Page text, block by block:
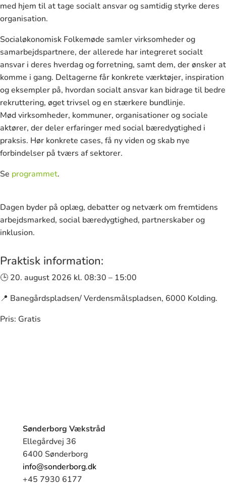
med hjem til at tage socialt ansvar og samtidig styrke deres
organisation.
Socialøkonomisk Folkemøde samler virksomheder og
samarbejdspartnere, der allerede har integreret socialt
ansvar i deres hverdag og forretning, samt dem, der ønsker at
komme i gang. Deltagerne får konkrete værktøjer, inspiration
og eksempler på, hvordan socialt ansvar kan bidrage til bedre
rekruttering, øget trivsel og en stærkere bundlinje.
Mød virksomheder, kommuner, organisationer og sociale
aktører, der deler erfaringer med social bæredygtighed i
praksis. Hør konkrete cases, få ny viden og skab nye
forbindelser på tværs af sektorer.
Se programmet.
Dagen byder på oplæg, debatter og netværk om fremtidens
arbejdsmarked, social bæredygtighed, partnerskaber og
inklusion.
Praktisk information:
🕒 20. august 2026 kl. 08:30 – 15:00
📍 Banegårdspladsen/ Verdensmålspladsen, 6000 Kolding.
Pris: Gratis
Sønderborg Vækstråd
Ellegårdvej 36
6400 Sønderborg
info@sonderborg.dk
+45 7930 6177